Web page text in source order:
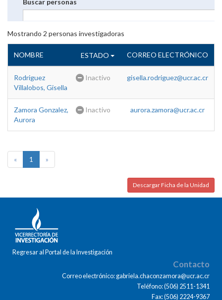
Buscar personas
Mostrando 2 personas investigadoras
NOMBRE ESTADO CORREO ELECTRÓNICO
Rodriguez
Villalobos, Gisella
Inactivo gisella.rodriguez@ucr.ac.cr
Zamora Gonzalez,
Aurora
Inactivo aurora.zamora@ucr.ac.cr
« 1 »
Descargar Ficha de la Unidad
Regresar al Portal de la Investigación
Contacto
Correo electrónico: gabriela.chaconzamora@ucr.ac.cr
Teléfono: (506) 2511-1341
Fax: (506) 2224-9367